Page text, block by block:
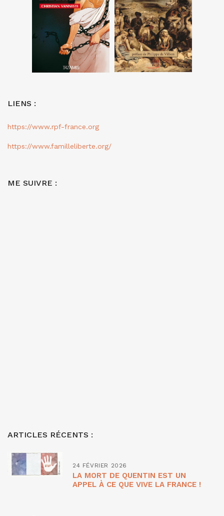
LIENS :
https://www.rpf-france.org
https://www.familleliberte.org/
ME SUIVRE :
ARTICLES RÉCENTS :
24 FÉVRIER 2026
LA MORT DE QUENTIN EST UN
APPEL À CE QUE VIVE LA FRANCE !